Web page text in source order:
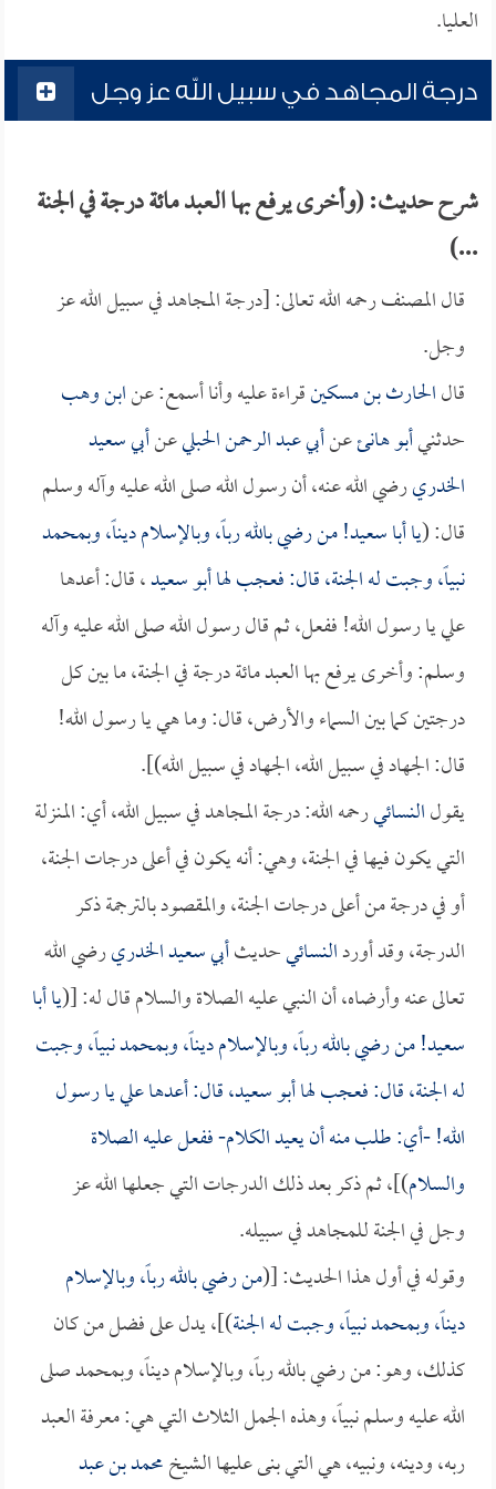
العليا.
درجة المجاهد في سبيل الله عز وجل
شرح حديث: (وأخرى يرفع بها العبد مائة درجة في الجنة
...)
قال المصنف رحمه الله تعالى: [درجة المجاهد في سبيل الله عز
وجل.
قالالحارث بن مسكينقراءة عليه وأنا أسمع: عنابن وهب
حدثنيأبو هانئعنأبي عبد الرحمن الحبليعنأبي سعيد
الخدريرضي الله عنه، أن رسول الله صلى الله عليه وآله وسلم
قال: (ياأبا سعيد! من رضي بالله رباً، وبالإسلام ديناً، وبمحمد
نبياً، وجبت له الجنة، قال: فعجب لهاأبو سعيد، قال: أعدها
علي يا رسول الله! ففعل، ثم قال رسول الله صلى الله عليه وآله
وسلم: وأخرى يرفع بها العبد مائة درجة في الجنة، ما بين كل
درجتين كما بين السماء والأرض، قال: وما هي يا رسول الله!
قال: الجهاد في سبيل الله، الجهاد في سبيل الله)].
يقولالنسائيرحمه الله: درجة المجاهد في سبيل الله، أي: المنزلة
التي يكون فيها في الجنة، وهي: أنه يكون في أعلى درجات الجنة،
أو في درجة من أعلى درجات الجنة، والمقصود بالترجمة ذكر
الدرجة، وقد أوردالنسائيحديثأبي سعيد الخدريرضي الله
تعالى عنه وأرضاه، أن النبي عليه الصلاة والسلام قال له: [(ياأبا
سعيد! من رضي بالله رباً، وبالإسلام ديناً، وبمحمد نبياً، وجبت
له الجنة، قال: فعجب لهاأبو سعيد، قال: أعدها علي يا رسول
الله! -أي: طلب منه أن يعيد الكلام- ففعل عليه الصلاة
والسلام)]، ثم ذكر بعد ذلك الدرجات التي جعلها الله عز
وجل في الجنة للمجاهد في سبيله.
وقوله في أول هذا الحديث: [(من رضي بالله رباً، وبالإسلام
ديناً، وبمحمد نبياً، وجبت له الجنة)]، يدل على فضل من كان
كذلك، وهو: من رضي بالله رباً، وبالإسلام ديناً، وبمحمد صلى
الله عليه وسلم نبياً، وهذه الجمل الثلاث التي هي: معرفة العبد
ربه، ودينه، ونبيه، هي التي بنى عليها الشيخمحمد بن عبد